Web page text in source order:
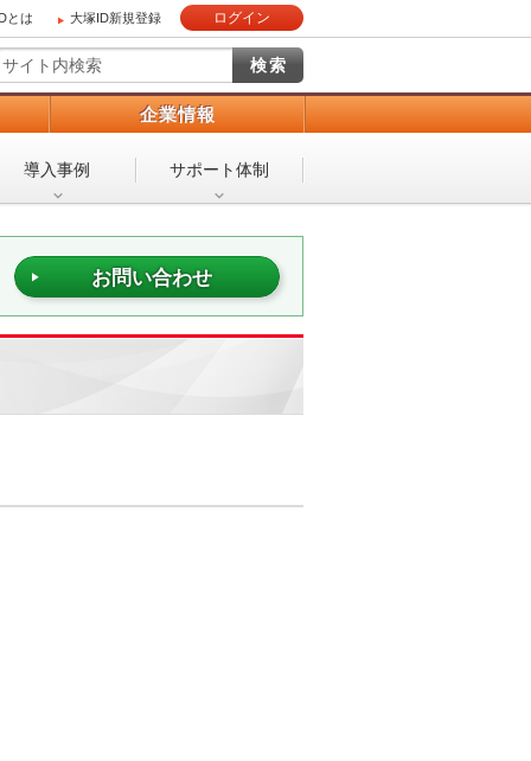
とは 大塚ID新規登録 ログイン
企業情報
導入事例 サポート体制
お問い合わせ